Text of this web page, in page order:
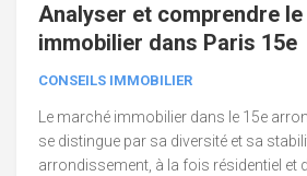
Analyser et comprendre
immobilier dans Paris 15e
CONSEILS IMMOBILIER
Le marché immobilier dans le 15e
se distingue par sa diversité et sa
arrondissement, à la fois résidentiel et